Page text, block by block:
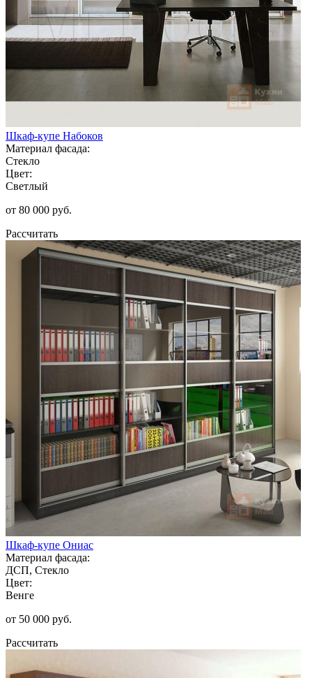
Шкаф-купе Набоков
Материал фасада:
Стекло
Цвет:
Светлый
от 80 000 руб.
Рассчитать
Шкаф-купе Ониас
Материал фасада:
ДСП, Стекло
Цвет:
Венге
от 50 000 руб.
Рассчитать